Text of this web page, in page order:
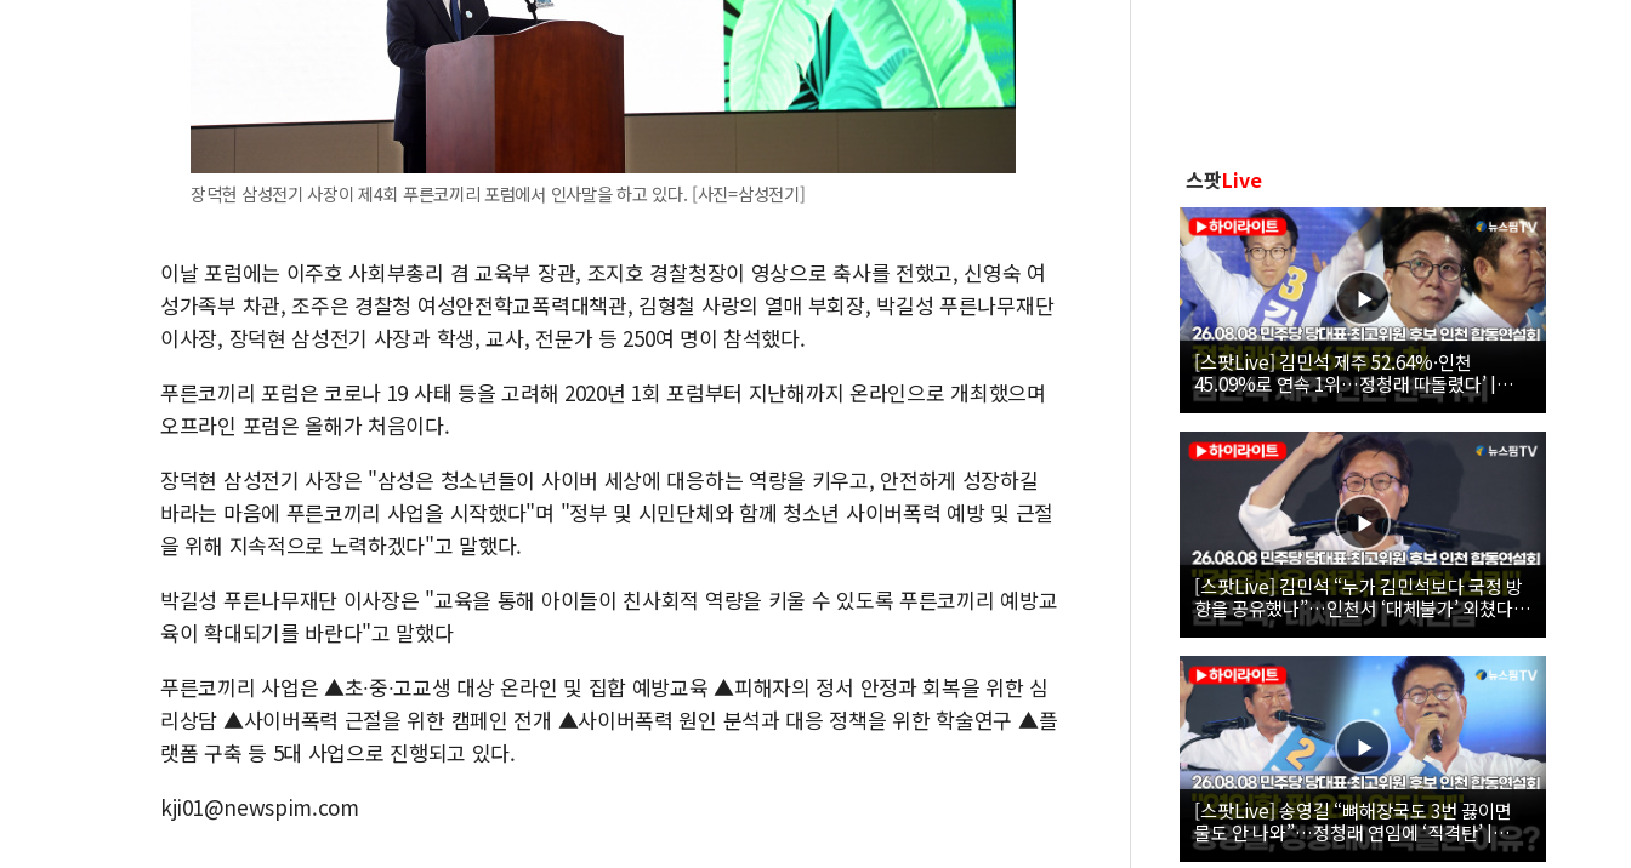
장덕현 삼성전기 사장이 제4회 푸른코끼리 포럼에서 인사말을 하고 있다. [사진=삼성전기]
이날 포럼에는 이주호 사회부총리 겸 교육부 장관, 조지호 경찰청장이 영상으로 축사를 전했고, 신영숙 여
성가족부 차관, 조주은 경찰청 여성안전학교폭력대책관, 김형철 사랑의 열매 부회장, 박길성 푸른나무재단
이사장, 장덕현 삼성전기 사장과 학생, 교사, 전문가 등 250여 명이 참석했다.
푸른코끼리 포럼은 코로나 19 사태 등을 고려해 2020년 1회 포럼부터 지난해까지 온라인으로 개최했으며
오프라인 포럼은 올해가 처음이다.
장덕현 삼성전기 사장은 "삼성은 청소년들이 사이버 세상에 대응하는 역량을 키우고, 안전하게 성장하길
바라는 마음에 푸른코끼리 사업을 시작했다"며 "정부 및 시민단체와 함께 청소년 사이버폭력 예방 및 근절
을 위해 지속적으로 노력하겠다"고 말했다.
박길성 푸른나무재단 이사장은 "교육을 통해 아이들이 친사회적 역량을 키울 수 있도록 푸른코끼리 예방교
육이 확대되기를 바란다"고 말했다
푸른코끼리 사업은 ▲초∙중∙고교생 대상 온라인 및 집합 예방교육 ▲피해자의 정서 안정과 회복을 위한 심
리상담 ▲사이버폭력 근절을 위한 캠페인 전개 ▲사이버폭력 원인 분석과 대응 정책을 위한 학술연구 ▲플
랫폼 구축 등 5대 사업으로 진행되고 있다.
kji01@newspim.com
스팟Live
[스팟Live] 김민석 제주 52.64%·인천
45.09%로 연속 1위…정청래 따돌렸다’ |
26.08.08 더불어민주당 당대표·최고위원 후
보 인천 합동연설회
[스팟Live] 김민석 “누가 김민석보다 국정 방
향을 공유했나”…인천서 ‘대체불가’ 외쳤다 |
26.08.08 더불어민주당 당대표·최고위원 후
보 인천 합동연설회
[스팟Live] 송영길 “뼈해장국도 3번 끓이면
물도 안 나와”…정청래 연임에 ‘직격탄’ |
26.08.08 더불어민주당 당대표·최고위원 후